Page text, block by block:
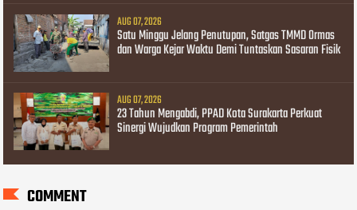
AUG 07, 2026
Satu Minggu Jelang Penutupan, Satgas TMMD Ormas
dan Warga Kejar Waktu Demi Tuntaskan Sasaran Fisik
AUG 07, 2026
23 Tahun Mengabdi, PPAD Kota Surakarta Perkuat
Sinergi Wujudkan Program Pemerintah
COMMENT